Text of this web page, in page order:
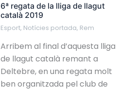
6ª regata de la lliga de llagut
català 2019
Esport, Notícies portada, Rem
Arribem al final d’aquesta lliga
de llagut català remant a
Deltebre, en una regata molt
ben organitzada pel club de
de
la
lliga
de
llagut
català
2019